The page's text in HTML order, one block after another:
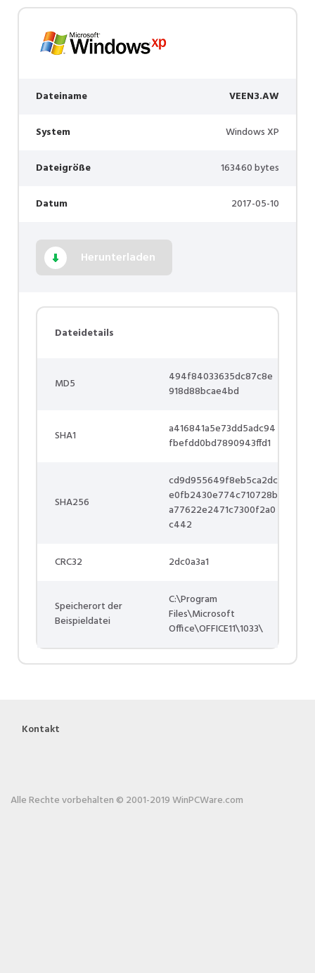
Dateiname VEEN3.AW
System Windows XP
Dateigröße 163460 bytes
Datum 2017-05-10
Herunterladen
Dateidetails
MD5
494f84033635dc87c8e
918d88bcae4bd
SHA1
a416841a5e73dd5adc94
fbefdd0bd7890943ffd1
SHA256
cd9d955649f8eb5ca2dc
e0fb2430e774c710728b
a77622e2471c7300f2a0
c442
CRC32 2dc0a3a1
Speicherort der
Beispieldatei
C:\Program
Files\Microsoft
Office\OFFICE11\1033\
Kontakt
Alle Rechte vorbehalten © 2001-2019 WinPCWare.com